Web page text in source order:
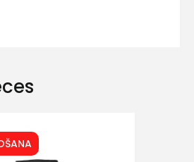
Ziņojums